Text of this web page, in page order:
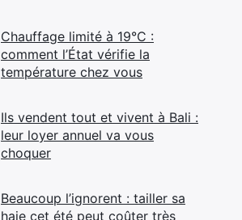
Chauffage limité à 19°C :
comment l’État vérifie la
température chez vous
Ils vendent tout et vivent à Bali :
leur loyer annuel va vous
choquer
Beaucoup l’ignorent : tailler sa
haie cet été peut coûter très